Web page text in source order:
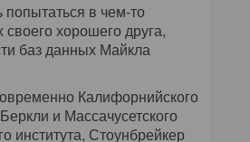
попытаться в чем-то
своего хорошего друга,
баз данных Майкла
Калифорнийского
и Массачусетского
института, Стоунбрейкер